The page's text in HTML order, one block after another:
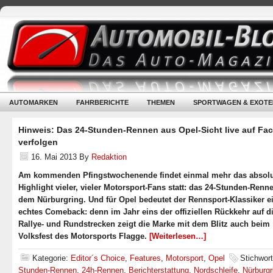
AUTOMARKEN FAHRBERICHTE THEMEN SPORTWAGEN &
Hinweis: Das 24-Stunden-Rennen aus Opel-Sicht live auf
verfolgen
16. Mai 2013 By Redaktion
Am kommenden Pfingstwochenende findet einmal mehr das
Highlight vieler, vieler Motorsport-Fans statt: das 24-Stunden-
dem Nürburgring. Und für Opel bedeutet der Rennsport-Klassiker
echtes Comeback: denn im Jahr eins der offiziellen Rückkehr auf
Rallye- und Rundstrecken zeigt die Marke mit dem Blitz auch beim
Volksfest des Motorsports Flagge. [Weiterlesen…]
Kategorie: Editor´s Choice, Features, Motorsport, Opel
Stunden-Rennen, 24h-Rennen, Berichterstattung, Nordschleife,